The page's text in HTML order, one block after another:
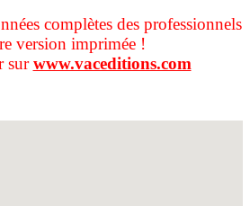
complètes des professionnels
version imprimée !
surwww.vaceditions.com